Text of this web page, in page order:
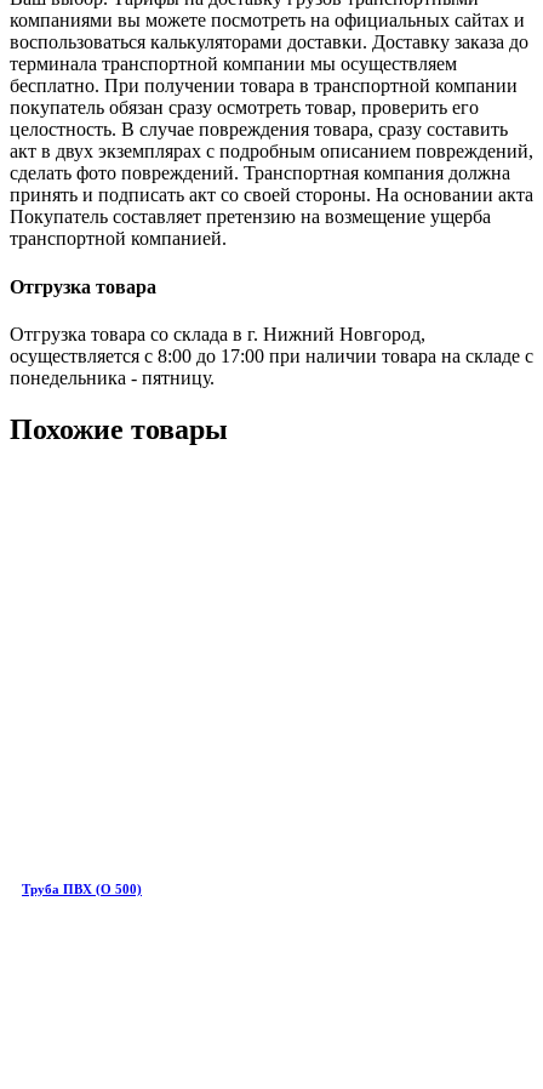
компаниями вы можете посмотреть на официальных сайтах и
воспользоваться калькуляторами доставки. Доставку заказа до
терминала транспортной компании мы осуществляем
бесплатно. При получении товара в транспортной компании
покупатель обязан сразу осмотреть товар, проверить его
целостность. В случае повреждения товара, сразу составить
акт в двух экземплярах с подробным описанием повреждений,
сделать фото повреждений. Транспортная компания должна
принять и подписать акт со своей стороны. На основании акта
Покупатель составляет претензию на возмещение ущерба
транспортной компанией.
Отгрузка товара
Отгрузка товара со склада в г. Нижний Новгород,
осуществляется с 8:00 до 17:00 при наличии товара на складе с
понедельника - пятницу.
Похожие товары
Труба ПВХ (О 500)